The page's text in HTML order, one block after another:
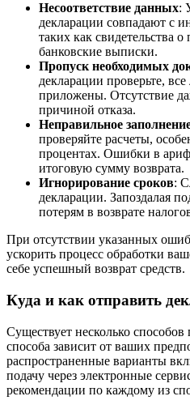
Несоответствие данных:
декларации совпадают с
таких как свидетельства
банковские выписки.
Пропуск необходимых
декларации проверьте,
приложены. Отсутствие
причиной отказа.
Неправильное
проверяйте расчеты,
процентах. Ошибки в
итоговую сумму возврата.
Игнорирование сроков:
декларации. Запоздалая
потерям в возврате
При отсутствии указанных
ускорить процесс обработки
себе успешный возврат средств.
Куда и как отправить
Существует несколько
способа зависит от ваших
распространенные варианты
подачу через электронные
рекомендации по каждому из